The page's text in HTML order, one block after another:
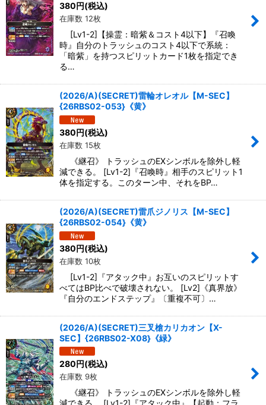
380円(税込)
在庫数 12枚
[Lv1-2]【操霊：暗紫＆コスト4以下】『召喚
時』自分のトラッシュのコスト4以下で系統：
「暗紫」を持つスピリットカード1枚を指定でき
る…
(2026/A)(SECRET)雷輪オレオル【M-SEC】
{26RBS02-053}《黄》
380円(税込)
在庫数 15枚
《継召》 トラッシュのEXシンボルを除外し軽
減できる。 [Lv1-2]『召喚時』相手のスピリット1
体を指定する。このターン中、それをBP…
(2026/A)(SECRET)雷爪ジノリス【M-SEC】
{26RBS02-054}《黄》
380円(税込)
在庫数 10枚
[Lv1-2]『アタック中』お互いのスピリットす
べてはBP比べで破壊されない。 [Lv2]《真界放》
『自分のエンドステップ』〔重複不可〕…
(2026/A)(SECRET)三叉槍カリカオン【X-
SEC】{26RBS02-X08}《緑》
280円(税込)
在庫数 9枚
《継召》 トラッシュのEXシンボルを除外し軽